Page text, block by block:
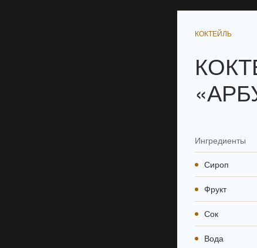
КОКТЕЙЛЬ
Вода
Сок
Фрукт
Сироп
Ингредиенты